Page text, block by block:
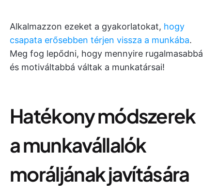
Alkalmazzon ezeket a gyakorlatokat, hogy
csapata erősebben térjen vissza a munkába.
Meg fog lepődni, hogy mennyire rugalmasabbá
és motiváltabbá váltak a munkatársai!
Hatékony módszerek
a munkavállalók
moráljának javítására